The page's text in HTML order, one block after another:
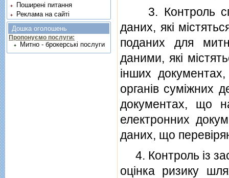
3. Контроль
даних, якi
поданих для
даними, якi
iнших
органiв сумiжних
документах, що
електронних
даних, що
4. Контроль iз
оцiнка ризику
Поширені питання
Реклама на сайті
Дошка оголошень
Пропонуємо послуги:
Митно - брокерські послуги